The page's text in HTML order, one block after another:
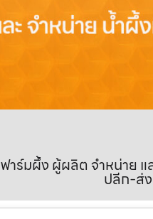
ฟาร์มผึ้ง ผู้ผลิต จำหน่าย
ปลีก-ส่